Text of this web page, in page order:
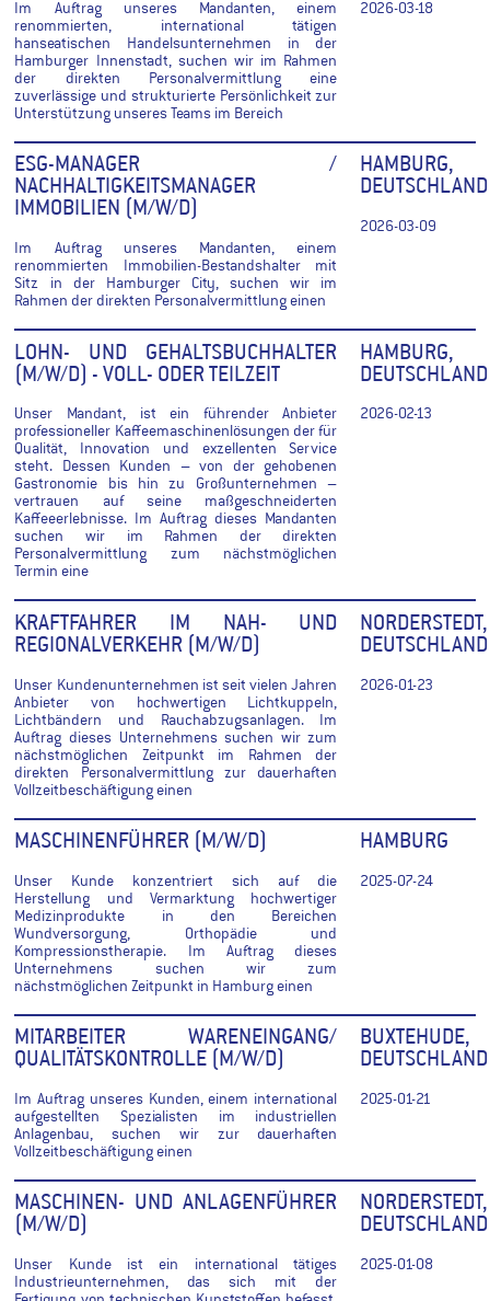
Im Auftrag unseres Mandanten, einem
renommierten, international tätigen
hanseatischen Handelsunternehmen in der
Hamburger Innenstadt, suchen wir im Rahmen
der direkten Personalvermittlung eine
zuverlässige und strukturierte Persönlichkeit zur
Unterstützung unseres Teams im Bereich
2026-03-18
ESG-MANAGER /
NACHHALTIGKEITSMANAGER
IMMOBILIEN (M/W/D)
Im Auftrag unseres Mandanten, einem
renommierten Immobilien-Bestandshalter mit
Sitz in der Hamburger City, suchen wir im
Rahmen der direkten Personalvermittlung einen
HAMBURG,
DEUTSCHLAND
2026-03-09
LOHN- UND GEHALTSBUCHHALTER
(M/W/D) - VOLL- ODER TEILZEIT
Unser Mandant, ist ein führender Anbieter
professioneller Kaffeemaschinenlösungen der für
Qualität, Innovation und exzellenten Service
steht. Dessen Kunden – von der gehobenen
Gastronomie bis hin zu Großunternehmen –
vertrauen auf seine maßgeschneiderten
Kaffeeerlebnisse. Im Auftrag dieses Mandanten
suchen wir im Rahmen der direkten
Personalvermittlung zum nächstmöglichen
Termin eine
HAMBURG,
DEUTSCHLAND
2026-02-13
KRAFTFAHRER IM NAH- UND
REGIONALVERKEHR (M/W/D)
Unser Kundenunternehmen ist seit vielen Jahren
Anbieter von hochwertigen Lichtkuppeln,
Lichtbändern und Rauchabzugsanlagen. Im
Auftrag dieses Unternehmens suchen wir zum
nächstmöglichen Zeitpunkt im Rahmen der
direkten Personalvermittlung zur dauerhaften
Vollzeitbeschäftigung einen
NORDERSTEDT,
DEUTSCHLAND
2026-01-23
MASCHINENFÜHRER (M/W/D)
Unser Kunde konzentriert sich auf die
Herstellung und Vermarktung hochwertiger
Medizinprodukte in den Bereichen
Wundversorgung, Orthopädie und
Kompressionstherapie. Im Auftrag dieses
Unternehmens suchen wir zum
nächstmöglichen Zeitpunkt in Hamburg einen
HAMBURG
2025-07-24
MITARBEITER WARENEINGANG/
QUALITÄTSKONTROLLE (M/W/D)
Im Auftrag unseres Kunden, einem international
aufgestellten Spezialisten im industriellen
Anlagenbau, suchen wir zur dauerhaften
Vollzeitbeschäftigung einen
BUXTEHUDE,
DEUTSCHLAND
2025-01-21
MASCHINEN- UND ANLAGENFÜHRER
(M/W/D)
Unser Kunde ist ein international tätiges
Industrieunternehmen, das sich mit der
NORDERSTEDT,
DEUTSCHLAND
2025-01-08